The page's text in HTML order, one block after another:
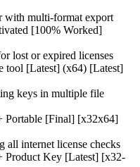
with multi-format export
[100% Worked]
lost or expired licenses
tool [Latest] (x64) [Latest]
keys in multiple file
Portable [Final] [x32x64]
all internet license checks
Product Key [Latest] [x32-